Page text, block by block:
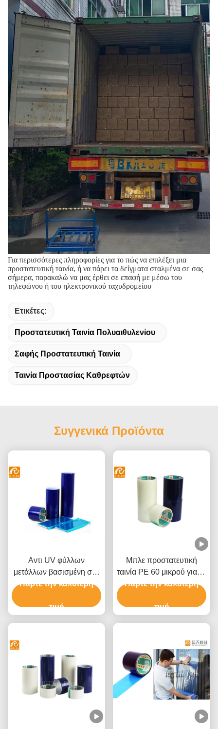
Για περισσότερες πληροφορίες για το πώς να επιλέξει μια
προστατευτική ταινία, ή να πάρει τα δείγματα σταλμένα σε σας
σήμερα, παρακαλώ να μας έρθει σε επαφή με μέσω του
τηλεφώνου ή του ηλεκτρονικού ταχυδρομείου
Ετικέτες:
Προστατευτική Ταινία Πολυαιθυλενίου
Σαφής Προστατευτική Ταινία
Ταινία Προστασίας Καθρεφτών
Συγγενικά Προϊόντα
Αντι UV φύλλων
μετάλλων βασισμένη στο
διαλύτη κόλλα ταινιών
προστατευτική
Πάρτε την καλύτερη
τιμή
Μπλε προστατευτική
ταινία PE 60 μικρού για το
αλουμίνιο ανοξείδωτου
Πάρτε την καλύτερη
τιμή